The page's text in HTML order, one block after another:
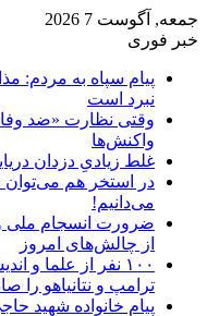
جمعه, آگوست 7 2026
خبر فوری
پیام سپاه به مردم:
نبرد است
وقتی نظارت «ضد
واکنش‌ها
غلط زیادیِ دزدان
در استخر هم می‌توان
می‌دانیم!
ضرورت انسجام ملی و
از چالش‌های امروز
۱۰۰ نفر از علما و
ترامپ و نتانیاهو را
پیام خانواده شهید